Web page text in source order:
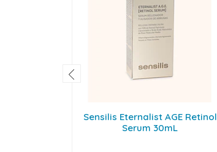
Sensilis Eternalist AGE Retinol
Serum 30mL